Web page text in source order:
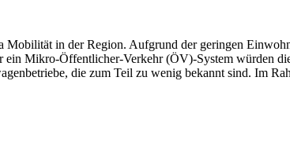
in der Region. Aufgrund der geringen
Mikro-Öffentlicher-Verkehr (ÖV)-System würden
die zum Teil zu wenig bekannt sind. Im